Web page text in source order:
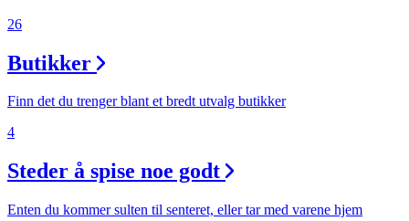
26
Butikker
Finn det du trenger blant et bredt utvalg butikker
4
Steder å spise noe godt
Enten du kommer sulten til senteret, eller tar med varene hjem